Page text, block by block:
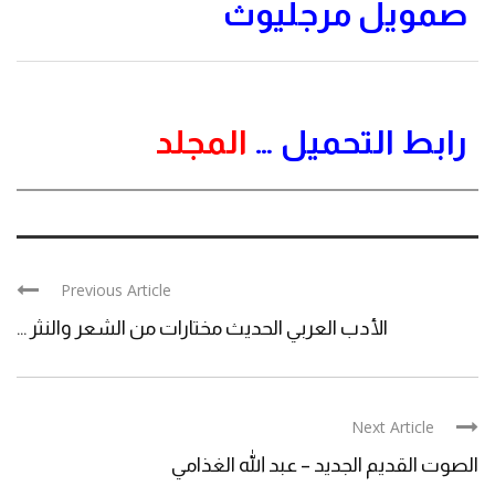
صمويل مرجليوث
رابط التحميل … المجلد
Previous Article
الأدب العربي الحديث مختارات من الشعر والنثر ...
Next Article
الصوت القديم الجديد – عبد الله الغذامي